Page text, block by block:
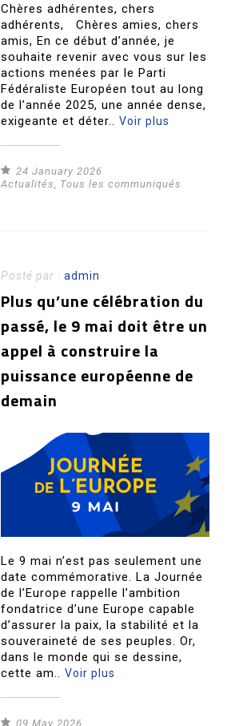
Chères adhérentes, chers
adhérents, Chères amies, chers
amis, En ce début d’année, je
souhaite revenir avec vous sur les
actions menées par le Parti
Fédéraliste Européen tout au long
de l’année 2025, une année dense,
exigeante et déter..Voir plus
24 January 2026
Actualités
Tous les communiqués
Posté par :admin
Plus qu’une célébration du
passé, le 9 mai doit être un
appel à construire la
puissance européenne de
demain
Le 9 mai n’est pas seulement une
date commémorative. La Journée
de l’Europe rappelle l’ambition
fondatrice d’une Europe capable
d’assurer la paix, la stabilité et la
souveraineté de ses peuples. Or,
dans le monde qui se dessine,
cette am..Voir plus
09 May 2026